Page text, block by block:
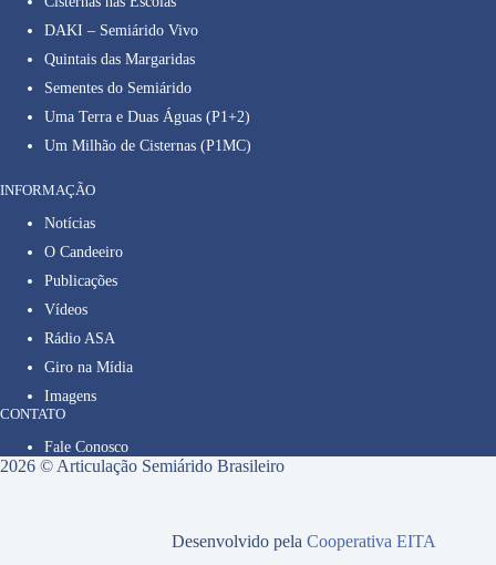
DAKI – Semiárido Vivo
Quintais das Margaridas
Sementes do Semiárido
Uma Terra e Duas Águas (P1+2)
Um Milhão de Cisternas (P1MC)
INFORMAÇÃO
Notícias
O Candeeiro
Publicações
Vídeos
Rádio ASA
Giro na Mídia
Imagens
CONTATO
Fale Conosco
2026 © Articulação Semiárido Brasileiro
Desenvolvido pelaCooperativa EITA